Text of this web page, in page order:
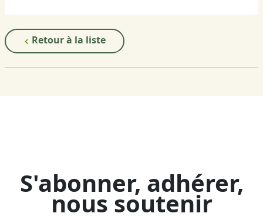
Retour à la liste
S'abonner, adhérer,
nous soutenir